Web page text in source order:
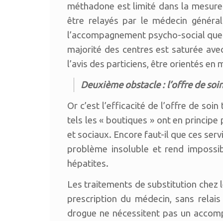
méthadone est limité dans la
être relayés par le médecin
l’accompagnement psycho-social
majorité des centres est saturée
l’avis des particiens, être orientés en
Deuxième obstacle : l’offre de
Or c’est l’efficacité de l’offre de
tels les « boutiques » ont en principe
et sociaux. Encore faut-il que ces
problème insoluble et rend
hépatites.
Les traitements de substitution chez
prescription du médecin, sans
drogue ne nécessitent pas un